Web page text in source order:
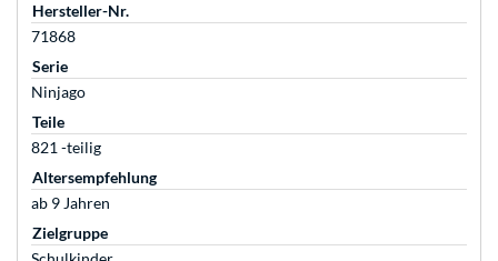
Hersteller-Nr.
71868
Serie
Ninjago
Teile
821 -teilig
Altersempfehlung
ab 9 Jahren
Zielgruppe